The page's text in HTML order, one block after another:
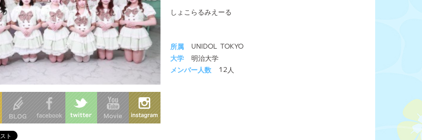
しょこらるみえーる
所属
UNIDOL TOKYO
大学
明治大学
メンバー人数
12人